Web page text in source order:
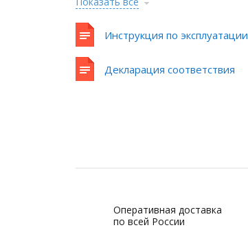
Инструкция по эксплуатации
Декларация соответствия
Оперативная доставка
по всей России